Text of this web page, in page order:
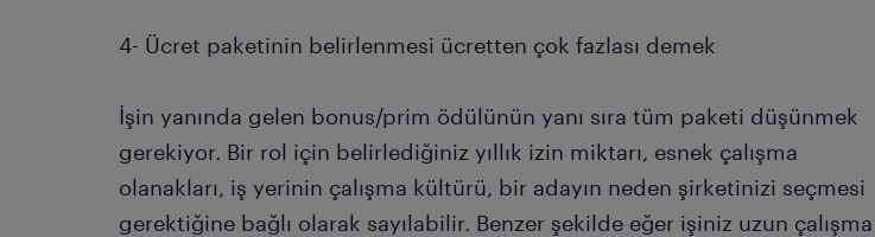
4- Ücret paketinin belirlenmesi ücretten çok fazlası demek
İşin yanında gelen bonus/prim ödülünün yanı sıra tüm paketi düşünmek
gerekiyor. Bir rol için belirlediğiniz yıllık izin miktarı, esnek çalışma
olanakları, iş yerinin çalışma kültürü, bir adayın neden şirketinizi seçmesi
gerektiğine bağlı olarak sayılabilir. Benzer şekilde eğer işiniz uzun çalışma